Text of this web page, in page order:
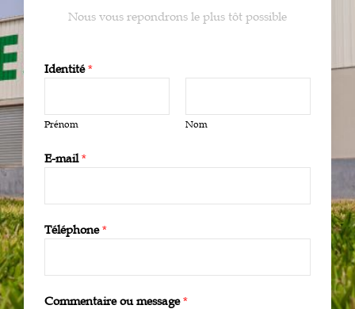
Nous vous repondrons le plus tôt possible
Identité*
Prénom Nom
E-mail*
Téléphone*
Commentaire ou message*